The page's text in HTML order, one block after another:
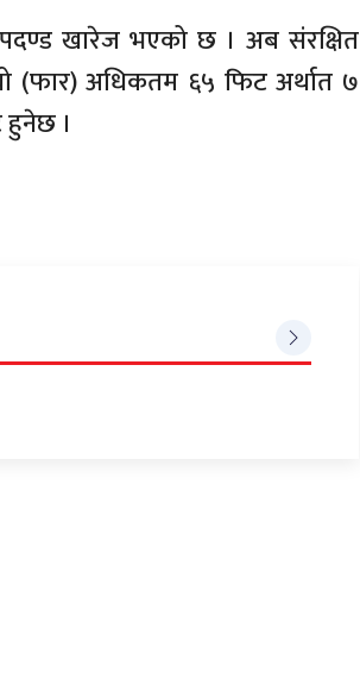
खारेज भएको छ । अब संरक्षित
(फार) अधिकतम ६५ फिट अर्थात ७
हुनेछ ।